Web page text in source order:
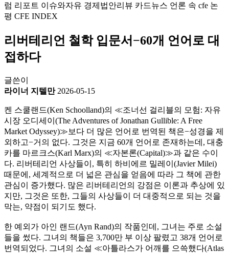
럼 리포트 이슈와자유 경제법안리뷰 카드뉴스 언론 속 cfe 논
평 CFE INDEX
리버테리언 철학 입문서−60개 언어로 대
접하다
글쓴이
라이너 지텔만 2026-05-15
켄 스쿨랜드(Ken Schoolland)의 ≪조너선 걸리블의 모험: 자유
시장 오디세이(The Adventures of Jonathan Gullible: A Free
Market Odyssey)≫보다 더 많은 언어로 번역된 책은−성경을 제
외하고−거의 없다. 그것은 지금 60개 언어로 존재하는데, 대충
카를 마르크스(Karl Marx)의 ≪자본론(Capital)≫과 같은 수이
다. 리버테리언 사상들이, 특히 하비에르 밀레이(Javier Milei)
때문에, 세계적으로 더 넓은 관심을 얻음에 따라 그 책에 관한
관심이 증가했다. 많은 리버테리언의 강점은 이론과 추상에 있
지만, 그것은 또한, 그들의 사상들이 더 대중적으로 되는 것을
막는, 약점이 되기도 했다.
한 예외가 아인 랜드(Ayn Rand)의 작품인데, 그녀는 주로 소설
들을 썼다. 그녀의 책들은 3,700만 부 이상 팔렸고 38개 언어로
번역되었다. 그녀의 소설 ≪아틀라스가 어깨를 으쓱했다(Atlas